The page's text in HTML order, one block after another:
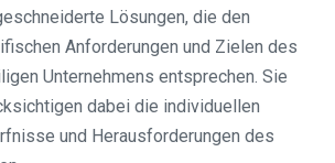
Lösungen, die den
Anforderungen und Zielen des
Unternehmens entsprechen. Sie
dabei die individuellen
und Herausforderungen des